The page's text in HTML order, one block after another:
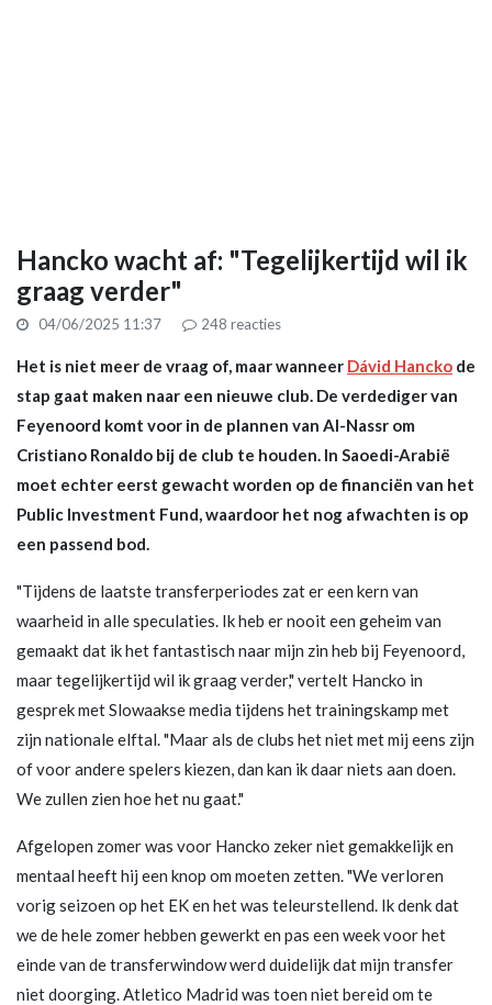
Hancko wacht af: "Tegelijkertijd wil ik
graag verder"
04/06/2025 11:37 248 reacties
Het is niet meer de vraag of, maar wanneer Dávid Hancko de
stap gaat maken naar een nieuwe club. De verdediger van
Feyenoord komt voor in de plannen van Al-Nassr om
Cristiano Ronaldo bij de club te houden. In Saoedi-Arabië
moet echter eerst gewacht worden op de financiën van het
Public Investment Fund, waardoor het nog afwachten is op
een passend bod.
"Tijdens de laatste transferperiodes zat er een kern van
waarheid in alle speculaties. Ik heb er nooit een geheim van
gemaakt dat ik het fantastisch naar mijn zin heb bij Feyenoord,
maar tegelijkertijd wil ik graag verder," vertelt Hancko in
gesprek met Slowaakse media tijdens het trainingskamp met
zijn nationale elftal. "Maar als de clubs het niet met mij eens zijn
of voor andere spelers kiezen, dan kan ik daar niets aan doen.
We zullen zien hoe het nu gaat."
Afgelopen zomer was voor Hancko zeker niet gemakkelijk en
mentaal heeft hij een knop om moeten zetten. "We verloren
vorig seizoen op het EK en het was teleurstellend. Ik denk dat
we de hele zomer hebben gewerkt en pas een week voor het
einde van de transferwindow werd duidelijk dat mijn transfer
niet doorging. Atletico Madrid was toen niet bereid om te